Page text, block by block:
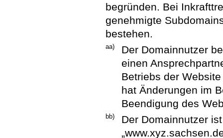
begründen. Bei
genehmigte
bestehen.
aa)
Der Domainnutzer
einen
Betriebs der
hat Änderungen im
Beendigung des
bb)
Der Domainnutzer